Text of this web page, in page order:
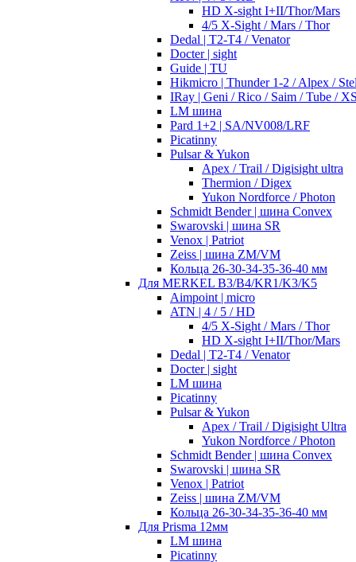
HD X-sight I+II/Thor/Mars
4/5 X-Sight / Mars / Thor
Dedal | T2-T4 / Venator
Docter | sight
Guide | TU
Hikmicro | Thunder 1-2 / Alpex /
IRay | Geni / Rico / Saim / Tube /
LM шина
Pard 1+2 | SA/NV008/LRF
Picatinny
Pulsar & Yukon
Apex / Trail / Digisight ultra
Thermion / Digex
Yukon Nordforce / Photon
Schmidt Bender | шина Convex
Swarovski | шина SR
Venox | Patriot
Zeiss | шина ZM/VM
Кольца 26-30-34-35-36-40 мм
Для MERKEL B3/B4/KR1/K3/K5
Aimpoint | micro
ATN | 4 / 5 / HD
4/5 X-Sight / Mars / Thor
HD X-sight I+II/Thor/Mars
Dedal | T2-T4 / Venator
Docter | sight
LM шина
Picatinny
Pulsar & Yukon
Apex / Trail / Digisight Ultra
Yukon Nordforce / Photon
Schmidt Bender | шина Convex
Swarovski | шина SR
Venox | Patriot
Zeiss | шина ZM/VM
Кольца 26-30-34-35-36-40 мм
Для Prisma 12мм
LM шина
Picatinny